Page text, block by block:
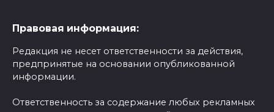
Правовая информация:
Редакция не несет ответственности за действия,
предпринятые на основании опубликованной
информации.
Ответственность за содержание любых рекламных